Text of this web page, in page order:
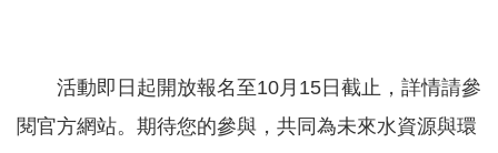
覽
活動即日起開放報名至10月15日截止，詳情請參
閱官方網站。期待您的參與，共同為未來水資源與環